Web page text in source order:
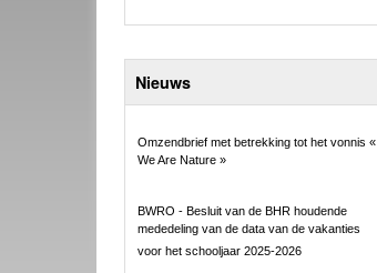
Nieuws
Omzendbrief met betrekking tot het vonnis «
We Are Nature »
BWRO - Besluit van de BHR houdende
mededeling van de data van de vakanties
voor het schooljaar 2025-2026